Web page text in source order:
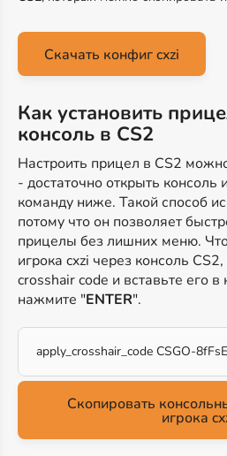
Скачать конфиг cxzi
Как установить
консоль в CS2
Настроить прицел в CS2
- достаточно открыть консоль
команду ниже. Такой способ
потому что он позволяет
прицелы без лишних меню.
игрока cxzi через консоль
crosshair code и вставьте его в
нажмите "ENTER".
apply_crosshair_code CSGO-
Скопировать
игрока